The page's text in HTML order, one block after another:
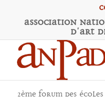
Association N
d'Art D
2ème Forum des